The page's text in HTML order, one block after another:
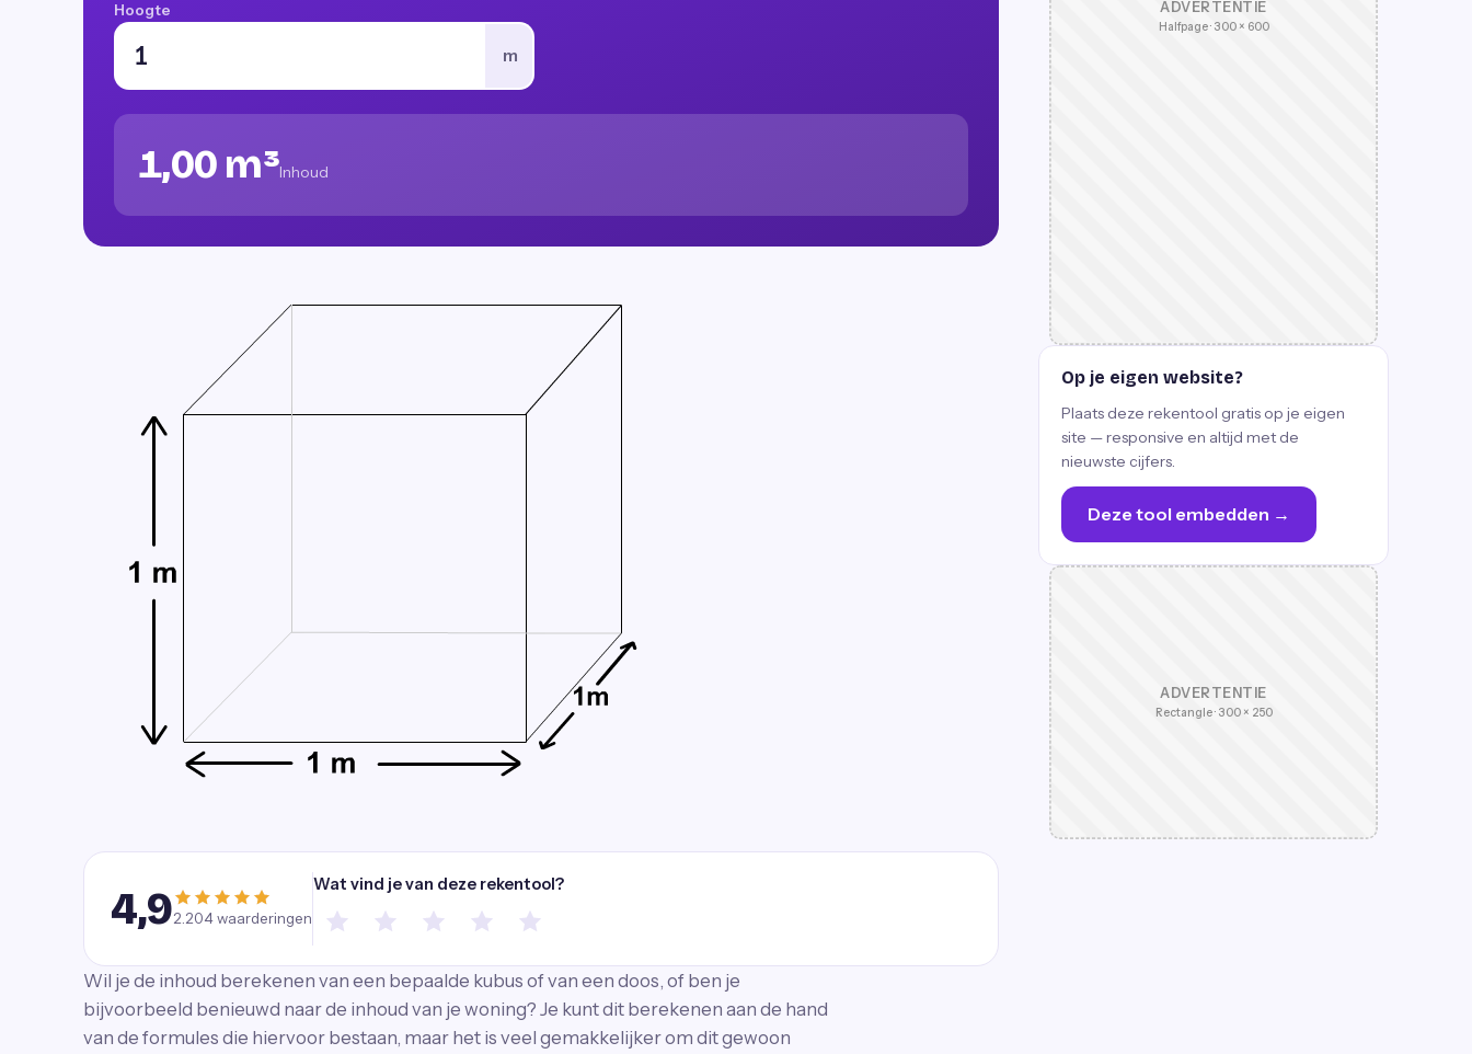
Hoogte
m
1,00 m³Inhoud
4,92.204waarderingen
Wat vind je van deze rekentool?
Wil je de inhoud berekenen van een bepaalde kubus of van een doos, of ben je
bijvoorbeeld benieuwd naar de inhoud van je woning? Je kunt dit berekenen aan de hand
van de formules die hiervoor bestaan, maar het is veel gemakkelijker om dit gewoon
ADVERTENTIE
Halfpage · 300 × 600
Op je eigen website?
Plaats deze rekentool gratis op je eigen
site — responsive en altijd met de
nieuwste cijfers.
Deze tool embedden →
ADVERTENTIE
Rectangle · 300 × 250